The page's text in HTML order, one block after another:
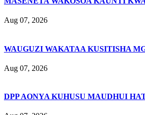
Aug 07, 2026
WAUGUZI WAKATAA KUSITISHA
Aug 07, 2026
DPP AONYA KUHUSU MAUDHUI